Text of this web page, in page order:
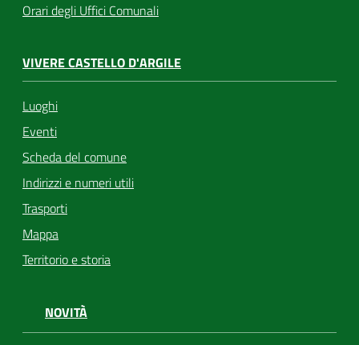
Orari degli Uffici Comunali
VIVERE CASTELLO D'ARGILE
Luoghi
Eventi
Scheda del comune
Indirizzi e numeri utili
Trasporti
Mappa
Territorio e storia
NOVITÀ